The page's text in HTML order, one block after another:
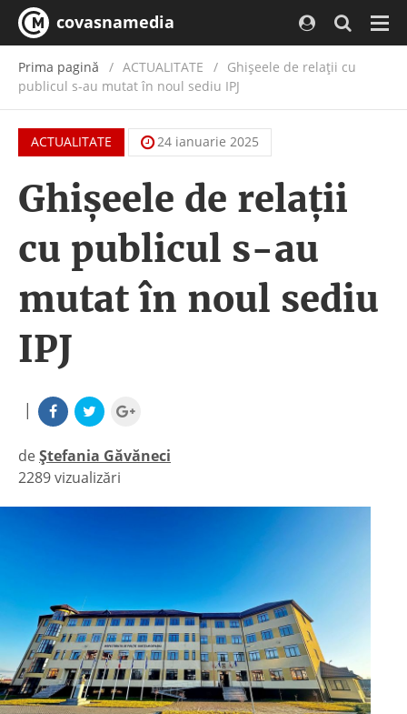
covasnamedia
Prima pagină ACTUALITATE / Ghișeele de relații cu
publicul s-au mutat în noul sediu IPJ
ACTUALITATE 24 ianuarie 2025
Ghișeele de relații
cu publicul s-au
mutat în noul sediu
IPJ
|
deȘtefania Găvăneci
|
2289 vizualizări